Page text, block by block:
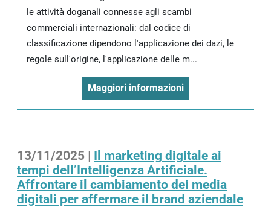
le attività doganali connesse agli scambi
commerciali internazionali: dal codice di
classificazione dipendono l'applicazione dei dazi, le
regole sull'origine, l'applicazione delle m...
Maggiori informazioni
13/11/2025 | Il marketing digitale ai
tempi dell’Intelligenza Artificiale.
Affrontare il cambiamento dei media
digitali per affermare il brand aziendale